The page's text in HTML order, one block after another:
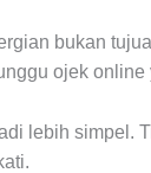
bukan
ojek
lebih simpel.